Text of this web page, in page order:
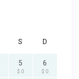
S D
5
$ 0
6
$ 0